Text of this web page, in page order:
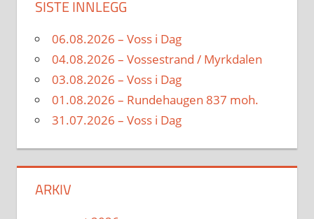
SISTE INNLEGG
06.08.2026 – Voss i Dag
04.08.2026 – Vossestrand / Myrkdalen
03.08.2026 – Voss i Dag
01.08.2026 – Rundehaugen 837 moh.
31.07.2026 – Voss i Dag
ARKIV